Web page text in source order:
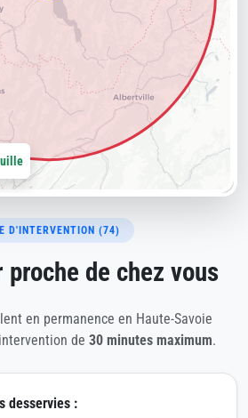
D'INTERVENTION (74)
de chez vous
en permanence en Haute-Savoie
de 30 minutes maximum.
desservies :